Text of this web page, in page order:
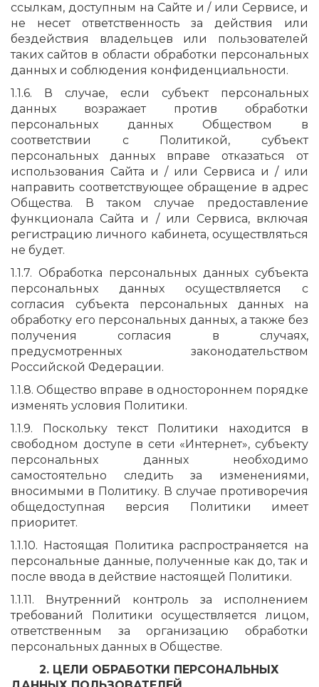
ссылкам, доступным на Сайте и / или Сервисе, и
не несет ответственность за действия или
бездействия владельцев или пользователей
таких сайтов в области обработки персональных
данных и соблюдения конфиденциальности.
1.1.6. В случае, если субъект персональных
данных возражает против обработки
персональных данных Обществом в
соответствии с Политикой, субъект
персональных данных вправе отказаться от
использования Сайта и / или Сервиса и / или
направить соответствующее обращение в адрес
Общества. В таком случае предоставление
функционала Сайта и / или Сервиса, включая
регистрацию личного кабинета, осуществляться
не будет.
1.1.7. Обработка персональных данных субъекта
персональных данных осуществляется с
согласия субъекта персональных данных на
обработку его персональных данных, а также без
получения согласия в случаях,
предусмотренных законодательством
Российской Федерации.
1.1.8. Общество вправе в одностороннем порядке
изменять условия Политики.
1.1.9. Поскольку текст Политики находится в
свободном доступе в сети «Интернет», субъекту
персональных данных необходимо
самостоятельно следить за изменениями,
вносимыми в Политику. В случае противоречия
общедоступная версия Политики имеет
приоритет.
1.1.10. Настоящая Политика распространяется на
персональные данные, полученные как до, так и
после ввода в действие настоящей Политики.
1.1.11. Внутренний контроль за исполнением
требований Политики осуществляется лицом,
ответственным за организацию обработки
персональных данных в Обществе.
2. ЦЕЛИ ОБРАБОТКИ ПЕРСОНАЛЬНЫХ